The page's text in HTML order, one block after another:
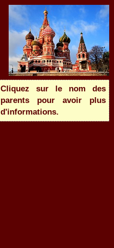
Cliquez sur le nom des
parents pour avoir plus
d'informations.